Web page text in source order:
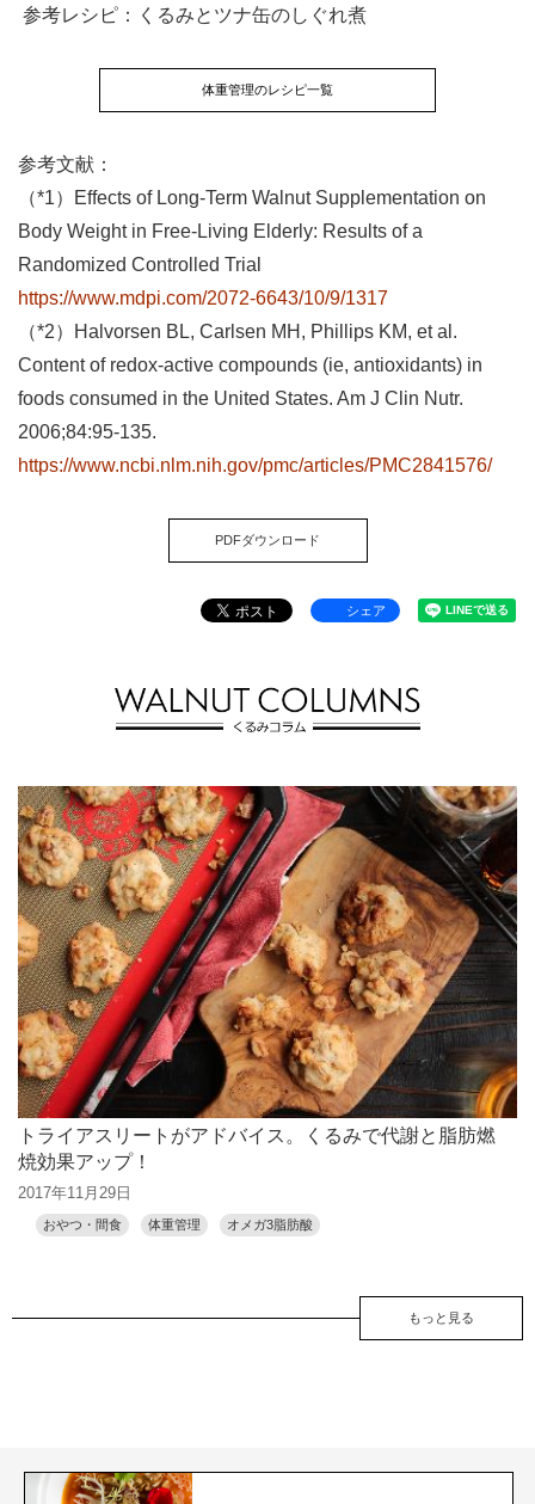
参考レシピ：くるみとツナ缶のしぐれ煮
体重管理のレシピ一覧
参考文献：
（*1）Effects of Long-Term Walnut Supplementation on
Body Weight in Free-Living Elderly: Results of a
Randomized Controlled Trial
https://www.mdpi.com/2072-6643/10/9/1317
（*2）Halvorsen BL, Carlsen MH, Phillips KM, et al.
Content of redox-active compounds (ie, antioxidants) in
foods consumed in the United States. Am J Clin Nutr.
2006;84:95-135.
https://www.ncbi.nlm.nih.gov/pmc/articles/PMC2841576/
PDFダウンロード
シェア
トライアスリートがアドバイス。くるみで代謝と脂肪燃
焼効果アップ！
2017年11月29日
おやつ・間食 体重管理 オメガ3脂肪酸
もっと見る